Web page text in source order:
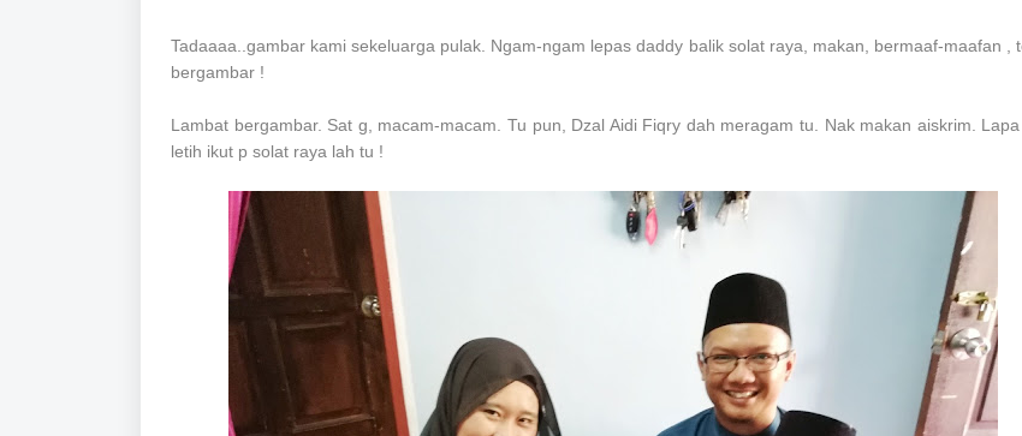
Tadaaaa..gambar kami sekeluarga pulak. Ngam-ngam lepas daddy balik solat raya, makan, bermaaf-maafan ,
bergambar !
Lambat bergambar. Sat g, macam-macam. Tu pun, Dzal Aidi Fiqry dah meragam tu. Nak makan aiskrim.
letih ikut p solat raya lah tu !